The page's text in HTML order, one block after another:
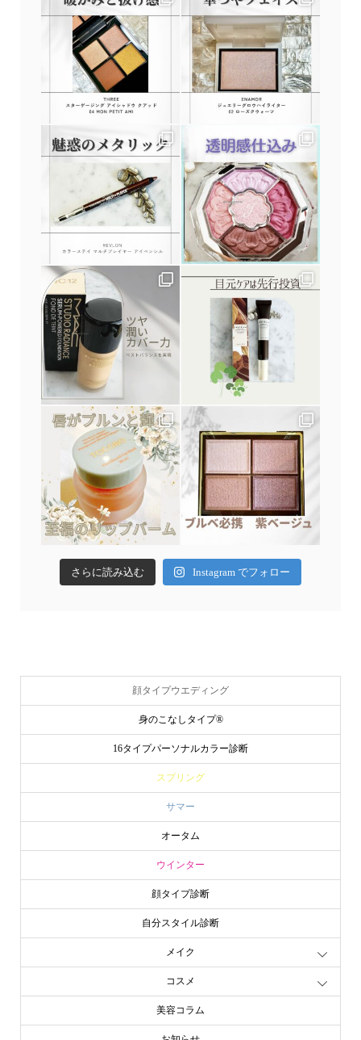
さらに読み込む Instagram でフォロー
顔タイプウエディング
身のこなしタイプ®
16タイプパーソナルカラー診断
スプリング
サマー
オータム
ウインター
顔タイプ診断
自分スタイル診断
メイク
コスメ
美容コラム